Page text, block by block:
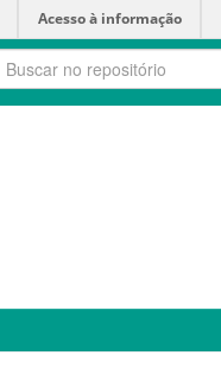
Acesso à informação